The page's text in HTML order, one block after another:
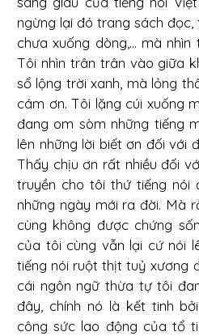
ngừng lại đó trang sách
chưa xuống dòng,... mà
Tôi nhìn trân trân vào giữa
sổ lộng trời xanh, mà lỏng
cám ơn. Tôi lặng cúi xuống
đang om sòm những tiếng
lên những lời biết ơn đối với
Thấy chịu ơn rất nhiều đối
truyền cho tôi thứ tiếng
những ngày mới ra đời. Mà
cùng không được chứng
của tôi cùng vẫn lại cứ nói
tiếng nói ruột thịt tuỷ xương
cái ngôn ngữ thừa tự tôi
đây, chính nó là kết tinh
công sức lao động của tổ